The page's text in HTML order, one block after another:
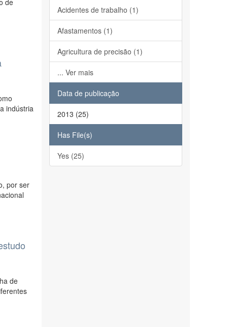
de
indústria
por ser
de
Acidentes de trabalho (1)
Afastamentos (1)
Agricultura de precisão (1)
... Ver mais
Data de publicação
2013 (25)
Has File(s)
Yes (25)